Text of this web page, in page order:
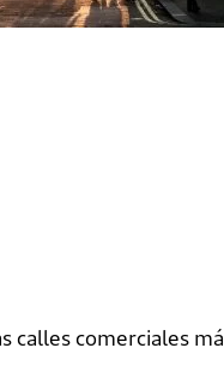
calles comerciales